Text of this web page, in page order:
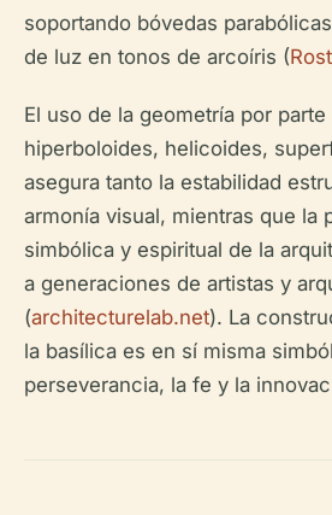
soportando bóvedas
de luz en tonos de arcoíris (
El uso de la geometría por
hiperboloides, helicoides,
asegura tanto la estabilidad
armonía visual, mientras que la
simbólica y espiritual de la
a generaciones de artistas y
(architecturelab.net). La
la basílica es en sí misma
perseverancia, la fe y la